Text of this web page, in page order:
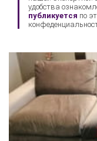
удобства
публикуется по